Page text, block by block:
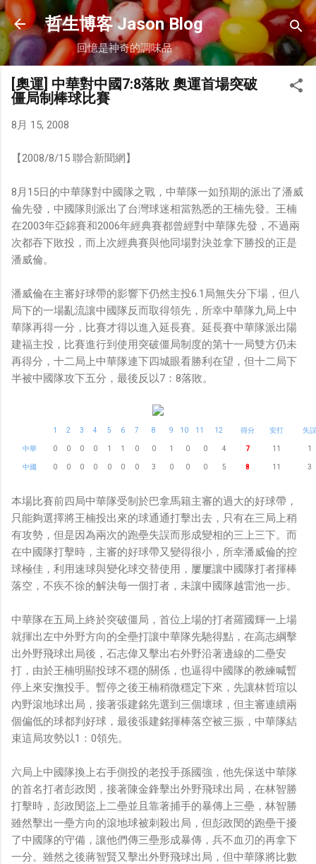
跳到主要內容
哲生博客 Jason Blog
回憶是神奇的調味品
[奧運] 中華對中國7:8落敗 奧運首場突破
僵局制棒球比賽
8月 15, 2008
【2008/8/15 聯合新聞網】
8月15日的中華隊對中國隊之戰，中華隊一如預期的派出了潘威
倫先發，中國隊則派出了台灣球迷相當熟悉的王楠先發。王楠
在2003年亞錦賽和2006年經典賽都曾經對中華隊先發，不過兩
次都吞下敗投，而上次經典賽與他同場對決並拿下勝投的正是
潘威倫。
潘威倫在主審好球帶的影響下仍然主投6.1局無失分下場，但八
局下的一場亂流讓中國隊反而取得領先，所幸中華隊九局上中
華隊再得一分，比賽才得以進入延長賽。延長賽中華隊派出陽
建福主投，比賽進行到使用突破僵局制度的第十一局雙方仍未
再得分，十二局上中華隊連下四城眼看勝利在望，但十二局下
半被中國隊攻下五分，最後反以7：8落敗。
1 2 3 4 5 6 7 8 9 10 11 12 得分 安打 失誤
中華 0 0 0 0 1 1 0 0 1 0 0 4 7 11 1
中國 0 0 0 0 0 0 0 3 0 0 0 5 8 11 3
本場比賽前四局中華隊受制於巴拿馬籍主審的過大的好球帶，
只能夠選擇將王楠投出來的球通通打擊出去，只有在三局上稍
有攻勢，但是因為兩次的跑壘失誤而形成變相的三上三下。而
在中國隊打擊時，主審的好球帶又變得很小，所幸潘威倫的控
球極佳，利用速球與變化球交替使用，屢屢讓中國隊打者揮棒
落空，不疾不徐的解決每一個打者，未讓中國隊越雷池一步。
中華隊在五局上終於突破僵局，首位上場的打者羅國輝一上場
就揮出左中外野方向的全壘打讓中華隊先馳得點，在高志綱擊
出外野飛球出局後，石志偉又擊出右外野沿著邊線的二壘安
打，由於王楠明顯投球不穩的關係，也逼得中國隊的教練喊暫
停上來安撫投手。暫停之後王楠稍微穩定下來，先讓林哲瑄以
內野滾地球出局，接著張建銘先選到三個壞球，但主審連續兩
個偏低的球都判好球，最後張建銘揮棒落空被三振，中華隊結
束這局攻勢以1：0領先。
六局上中國隊換上右手側投的老投手孫國強，他先保送中華隊
的首名打者彭政閔，接著陳金鋒擊出外野飛球出局，在林智勝
打擊時，彭政閔盜上二壘並且靠著捕手的暴傳上三壘，林智勝
雖然擊出一壘方向的滾地球被刺殺出局，但彭政閔的跑壘干擾
了中國隊的守備，讓他們傳三壘形成暴傳，兵不血刃的再拿下
一分。雖然之後蔣智賢又擊出外野飛球出局，但中華隊將比數